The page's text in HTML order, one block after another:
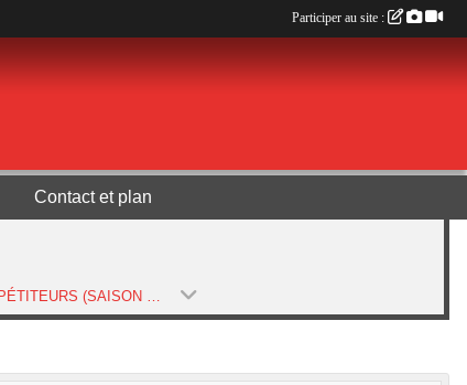
Contact et plan
GAC COMPÉTITEURS (SAISON 2025-2026)
Participer au site :